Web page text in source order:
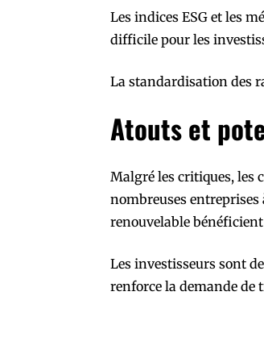
Les indices ESG et les
difficile pour les
La standardisation des
Atouts et
Malgré les critiques, les
nombreuses entreprises
renouvelable
Les investisseurs sont
renforce la demande de